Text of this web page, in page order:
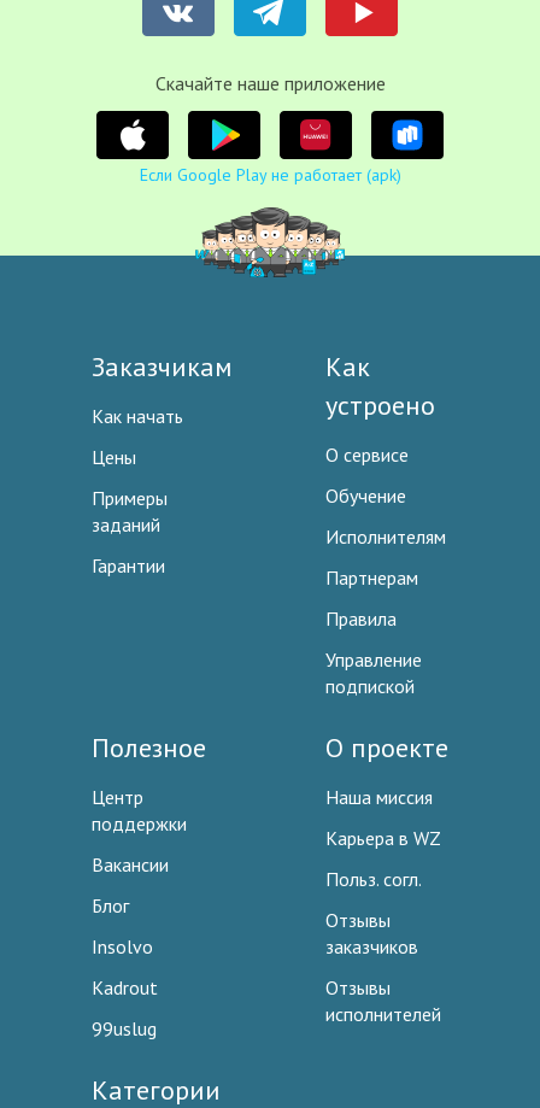
Cкачайте наше приложение
Если Google Play не работает (apk)
Заказчикам
Как начать
Цены
Примеры
заданий
Гарантии
Как
устроено
О сервисе
Обучение
Исполнителям
Партнерам
Правила
Управление
подпиской
Полезное
Центр
поддержки
Вакансии
Блог
Insolvo
Kadrout
99uslug
О проекте
Наша миссия
Карьера в WZ
Польз. согл.
Отзывы
заказчиков
Отзывы
исполнителей
Категории